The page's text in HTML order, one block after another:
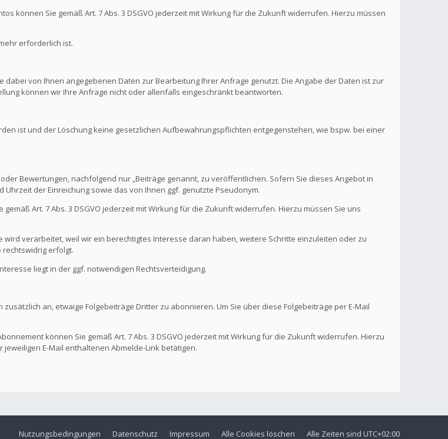
können Sie gemäß Art. 7 Abs. 3 DSGVO jederzeit mit Wirkung für die Zukunft widerrufen. Hierzu müssen
erforderlich ist.
von Ihnen angegebenen Daten zur Bearbeitung Ihrer Anfrage genutzt. Die Angabe der Daten ist zur
können wir Ihre Anfrage nicht oder allenfalls eingeschränkt beantworten.
ist und der Löschung keine gesetzlichen Aufbewahrungspflichten entgegenstehen, wie bspw. bei einer
Bewertungen, nachfolgend nur „Beiträge genannt, zu veröffentlichen. Sofern Sie dieses Angebot in
der Einreichung sowie das von Ihnen ggf. genutzte Pseudonym.
gemäß Art. 7 Abs. 3 DSGVO jederzeit mit Wirkung für die Zukunft widerrufen. Hierzu müssen Sie uns
wird verarbeitet, weil wir ein berechtigtes Interesse daran haben, weitere Schritte einzuleiten oder zu
erfolgt.
liegt in der ggf. notwendigen Rechtsverteidigung.
an, etwaige Folgebeiträge Dritter zu abonnieren. Um Sie über diese Folgebeiträge per E-Mail
können Sie gemäß Art. 7 Abs. 3 DSGVO jederzeit mit Wirkung für die Zukunft widerrufen. Hierzu
E-Mail enthaltenen Abmelde-Link betätigen.
Alle Zeiten sind UTC+02:00
Alle Cookies löschen
Impressum
Datenschutz
Nutzungsbedingungen